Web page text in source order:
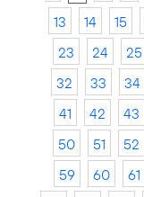
13
14 15
23
24 25
32
33 34
41
42 43
50
51 52
59
60 61